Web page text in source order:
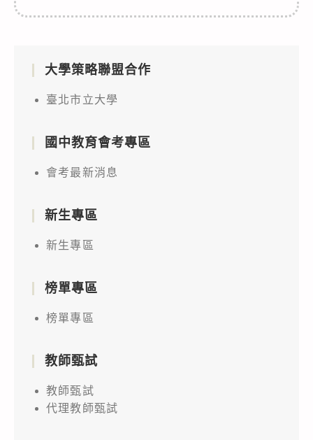
大學策略聯盟合作
臺北市立大學
國中教育會考專區
會考最新消息
新生專區
新生專區
榜單專區
榜單專區
教師甄試
教師甄試
代理教師甄試